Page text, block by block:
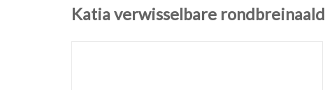
Katia verwisselbare rondbreinaald